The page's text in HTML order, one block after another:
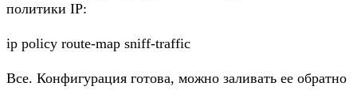
политики IP:
ip policy route-map sniff-traffic
Все. Конфигурация готова, можно заливать ее обратно